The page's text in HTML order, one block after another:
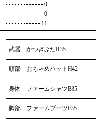
0
0
11
武器 かつぎぶたR35
頭部 おちゃめハットH42
身体 ファームシャツB35
脚部 ファームブーツF35